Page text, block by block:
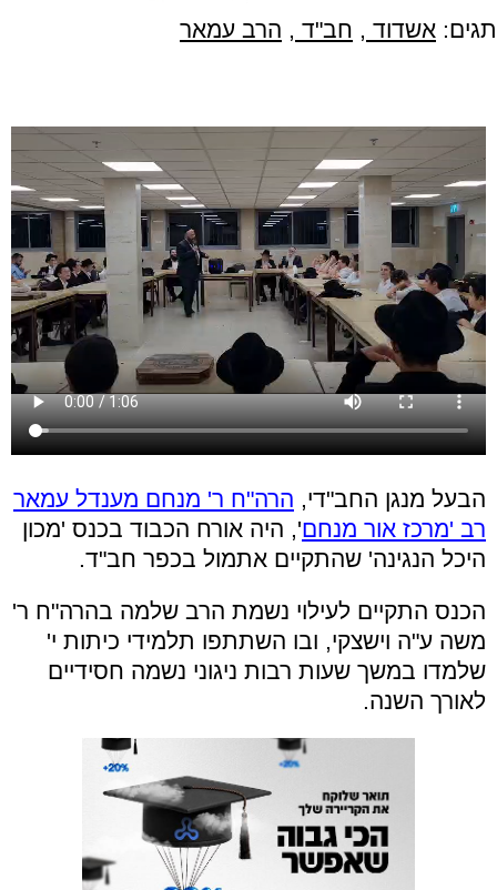
תגים: אשדוד , חב"ד , הרב עמאר
הבעל מנגן החב"די, הרה"ח ר' מנחם מענדל עמאר
רב 'מרכז אור מנחם', היה אורח הכבוד בכנס 'מכון
היכל הנגינה' שהתקיים אתמול בכפר חב"ד.
הכנס התקיים לעילוי נשמת הרב שלמה בהרה"ח ר'
משה ע"ה וישצקי, ובו השתתפו תלמידי כיתות י'
שלמדו במשך שעות רבות ניגוני נשמה חסידיים
לאורך השנה.